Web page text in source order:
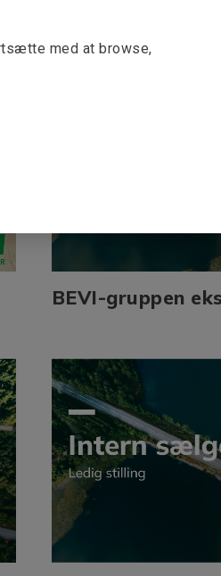
med at browse,
Vi ønsker dig en
BEVI-gruppen